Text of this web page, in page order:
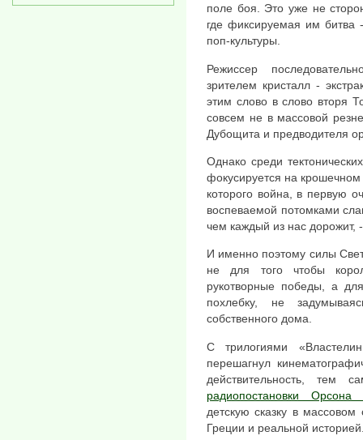
поле боя. Это уже не
где фиксируемая им битва
поп-культуры.
Режиссер
зрителем кристалл -
этим слово в слово вторя
совсем не в массовой
Дубощита и предводителя
Однако среди
фокусируется на
которого война, в первую
воспеваемой потомками
чем каждый из нас дорожит,
И именно поэтому силы
не для того чтобы
рукотворные победы, а
похлебку, не
собственного дома.
С трилогиями
перешагнул
действительность, тем
радиопостановки
детскую сказку в
Греции и реальной